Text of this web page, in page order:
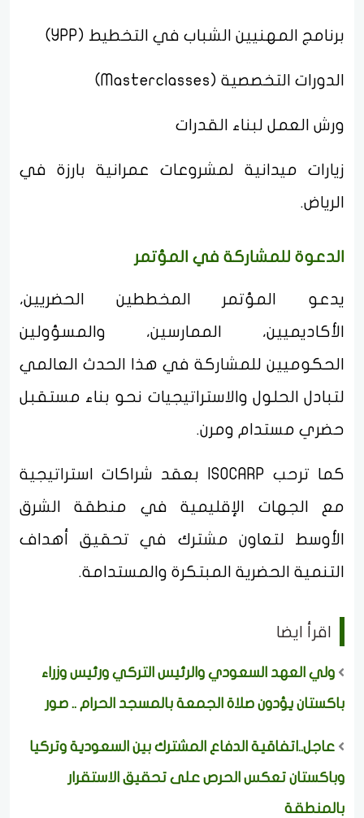
برنامج المهنيين الشباب في التخطيط (YPP)
الدورات التخصصية (Masterclasses)
ورش العمل لبناء القدرات
زيارات ميدانية لمشروعات عمرانية بارزة في
الرياض.
الدعوة للمشاركة في المؤتمر
يدعو المؤتمر المخططين الحضريين،
الأكاديميين، الممارسين، والمسؤولين
الحكوميين للمشاركة في هذا الحدث العالمي
لتبادل الحلول والاستراتيجيات نحو بناء مستقبل
حضري مستدام ومرن.
كما ترحب ISOCARP بعقد شراكات استراتيجية
مع الجهات الإقليمية في منطقة الشرق
الأوسط لتعاون مشترك في تحقيق أهداف
التنمية الحضرية المبتكرة والمستدامة.
اقرأ ايضا
ولي العهد السعودي والرئيس التركي ورئيس وزراء
باكستان يؤدون صلاة الجمعة بالمسجد الحرام .. صور
عاجل..اتفاقية الدفاع المشترك بين السعودية وتركيا
وباكستان تعكس الحرص على تحقيق الاستقرار
بالمنطقة